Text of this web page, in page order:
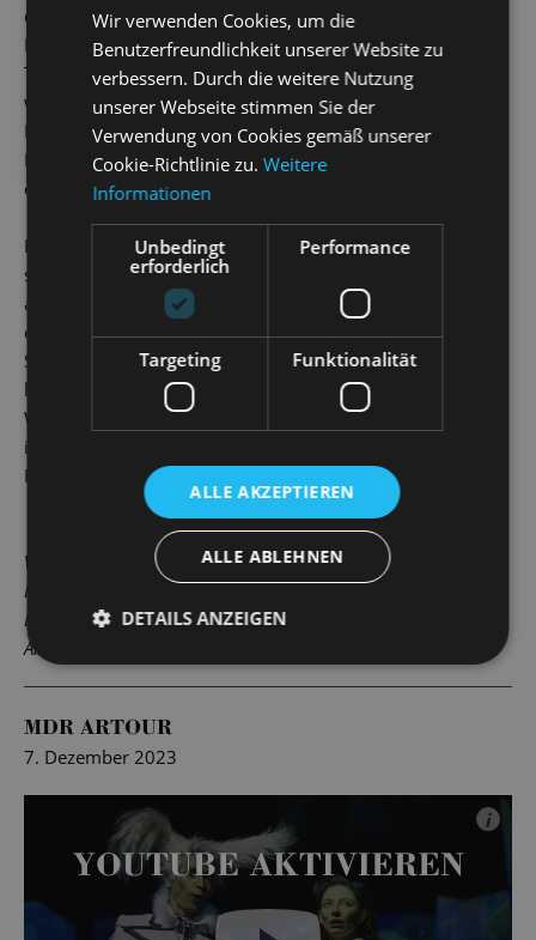
erstmals in Buchform erschien, beschäftigen ihre bizarren
Erlebnisse imWunderlandund Jenseits des Spiegels– so der
Titel des zweiten Alice-Buchs – die Fantasie von Kindern
wie Erwachsenen. Dabei erfindet jede Generation ihre
Begegnungen mit der Grinsekatze, dem verrückten
Hutmacher, der Herzkönigin und den vielen anderen auf
einzigartige Weise neu.
Lassen Sie sich von Ballettdirektor Radek Stopka und
seinem fantasievollen Tanzmärchen für die ganze Familie
auf den Spuren heißgeliebter Figuren ins Wunderland
entführen! Die Musik dazu liefert der Dresdner Komponist
Sven Helbig: Sinnlich kraftvolle Akkordfolgen wirken
hypnotisch wie die geheimnisvolle Raupe mit ihrer
Wasserpfeife; vorwärtsdrängende Rhythmen treiben Alice
immer tiefer in ihre Geschichte hinein und uns im
Publikum mit ihr.
Vielen Dank!
In der Spielzeit 2025/2026 sponsert der Handpan-Salon aus
Dresden/Langebrück eine Handpan für alle Vorstellungen von
Alice. Wir bedanken uns herzlich für die Unterstützung!
MDR ARTOUR
7. Dezember 2023
YOUTUBE AKTIVIEREN
i
Wir verwenden Cookies, um die
Benutzerfreundlichkeit unserer Website zu
verbessern. Durch die weitere Nutzung
unserer Webseite stimmen Sie der
Verwendung von Cookies gemäß unserer
Cookie-Richtlinie zu.Weitere
Informationen
Unbedingt
erforderlich
Performance
Targeting Funktionalität
ALLE AKZEPTIEREN
ALLE ABLEHNEN
DETAILS ANZEIGEN